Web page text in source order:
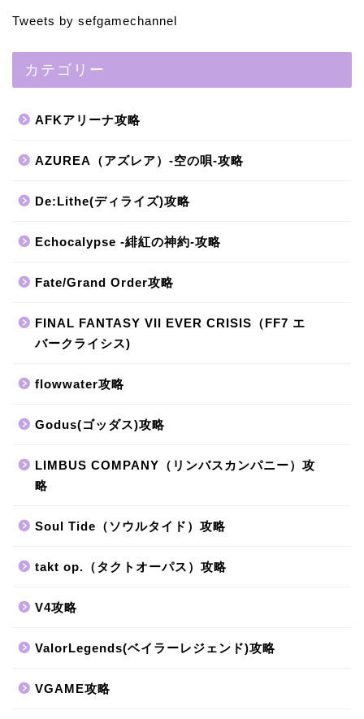
Tweets by sefgamechannel
カテゴリー
AFKアリーナ攻略
AZUREA（アズレア）-空の唄-攻略
De:Lithe(ディライズ)攻略
Echocalypse -緋紅の神約-攻略
Fate/Grand Order攻略
FINAL FANTASY VII EVER CRISIS（FF7 エ
バークライシス)
flowwater攻略
Godus(ゴッダス)攻略
LIMBUS COMPANY（リンバスカンパニー）攻
略
Soul Tide（ソウルタイド）攻略
takt op.（タクトオーパス）攻略
V4攻略
ValorLegends(ベイラーレジェンド)攻略
VGAME攻略